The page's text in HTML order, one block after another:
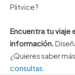
Plitvice?
Encuentra tu viaje
información.
¿Quieres saber
consultas